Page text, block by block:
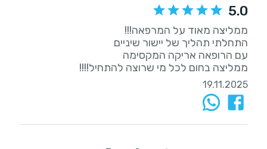
5.0
ממליצה בחום לכל מי שרוצה להתחיל!!!!
19.11.2025